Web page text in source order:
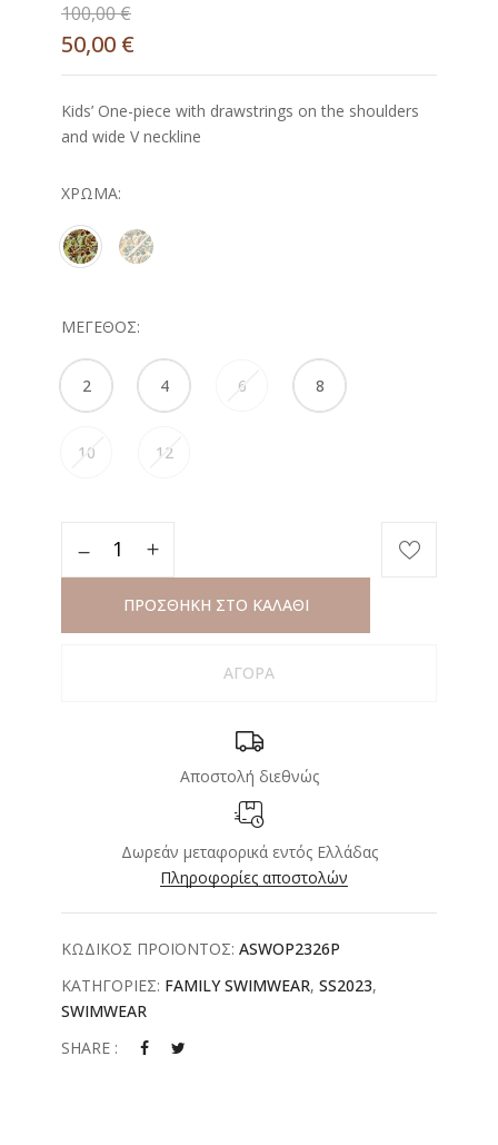
100,00€
50,00 €
Kids’ One-piece with drawstrings on the shoulders
and wide V neckline
ΧΡΏΜΑ
ΜΈΓΕΘΟΣ
2 4 6 8
10 12
ΠΡΟΣΘΗΚΗ ΣΤΟ ΚΑΛΑΘΙ
ΑΓΟΡΑ
Αποστολή διεθνώς
Δωρεάν μεταφορικά εντός Ελλάδας
Πληροφορίες αποστολών
ΚΩΔΙΚΟΣ ΠΡΟΪΟΝΤΟΣ: ASWOP2326P
ΚΑΤΗΓΟΡΙΕΣ: FAMILY SWIMWEAR, SS2023,
SWIMWEAR
SHARE :